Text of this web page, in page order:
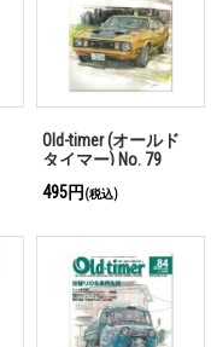
Old-timer (オールド
タイマー) No. 79
495円 (税込)